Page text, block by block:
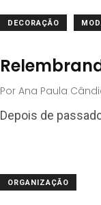
DECORAÇÃO
Por Ana Paula
Depois de
ORGANIZAÇÃO